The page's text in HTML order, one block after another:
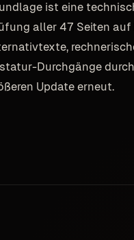
ist eine
aller 47 Seiten
Durchgänge
Update erneut.